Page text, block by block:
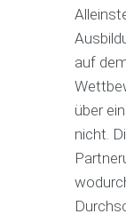
auf
über
nicht.